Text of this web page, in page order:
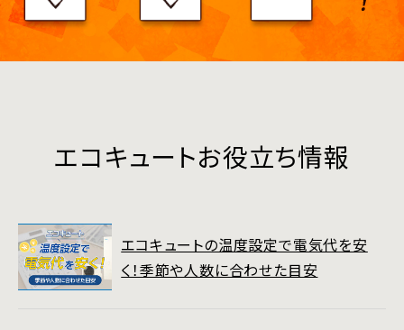
エコキュートお役立ち情報
エコキュートの温度設定で電気代を安
く！季節や人数に合わせた目安